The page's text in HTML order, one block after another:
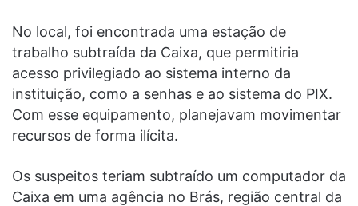
No local, foi encontrada uma estação de
trabalho subtraída da Caixa, que permitiria
acesso privilegiado ao sistema interno da
instituição, como a senhas e ao sistema do PIX.
Com esse equipamento, planejavam movimentar
recursos de forma ilícita.
Os suspeitos teriam subtraído um computador da
Caixa em uma agência no Brás, região central da